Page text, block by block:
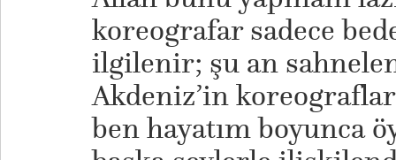
koreografar sadece
ilgilenir; şu an
Akdeniz’in
ben hayatım boyunca